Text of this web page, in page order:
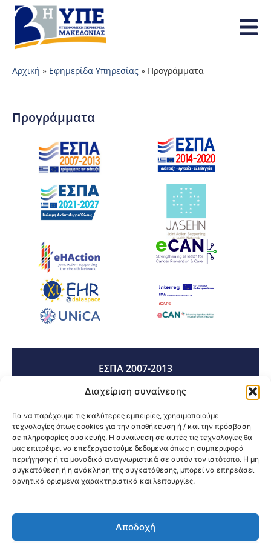
Διαχείριση συναίνεσης
Για να παρέχουμε τις καλύτερες εμπειρίες, χρησιμοποιούμε
τεχνολογίες όπως cookies για την αποθήκευση ή / και την πρόσβαση
σε πληροφορίες συσκευής. Η συναίνεση σε αυτές τις τεχνολογίες θα
μας επιτρέψει να επεξεργαστούμε δεδομένα όπως η συμπεριφορά
περιήγησης ή τα μοναδικά αναγνωριστικά σε αυτόν τον ιστότοπο. Η μη
συγκατάθεση ή η ανάκληση της συγκατάθεσης, μπορεί να επηρεάσει
αρνητικά ορισμένα χαρακτηριστικά και λειτουργίες.
Αποδοχή
Αρχική » Εφημερίδα Υπηρεσίας » Προγράμματα
Προγράμματα
ΕΣΠΑ 2007-2013
ΕΣΠΑ 2014-2020
ΕΣΠΑ 2021-2027
@2026 3ype.gr All rights reserved